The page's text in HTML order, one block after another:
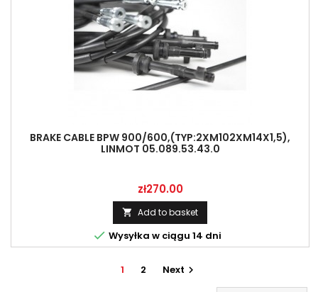
BRAKE CABLE BPW 900/600,(TYP:2XM102XM14X1,5),
LINMOT 05.089.53.43.0
Price
zł270.00
 Add to basket
 Wysyłka w ciągu 14 dni
1 2 Next 